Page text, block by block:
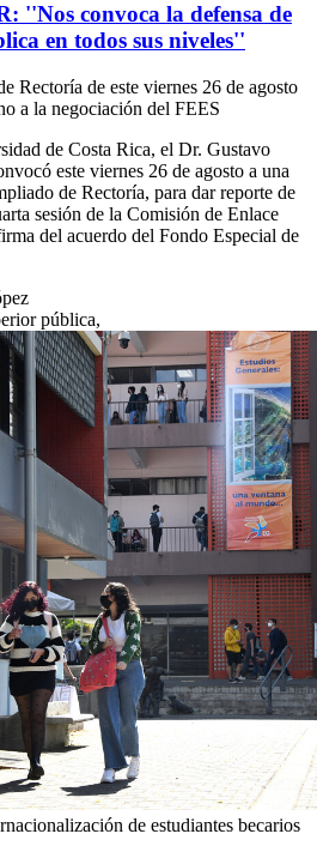
''Nos convoca la defensa de
en todos sus niveles''
Rectoría de este viernes 26 de agosto
a la negociación del FEES
de Costa Rica, el Dr. Gustavo
este viernes 26 de agosto a una
de Rectoría, para dar reporte de
sesión de la Comisión de Enlace
del acuerdo del Fondo Especial de
pública,
de estudiantes becarios